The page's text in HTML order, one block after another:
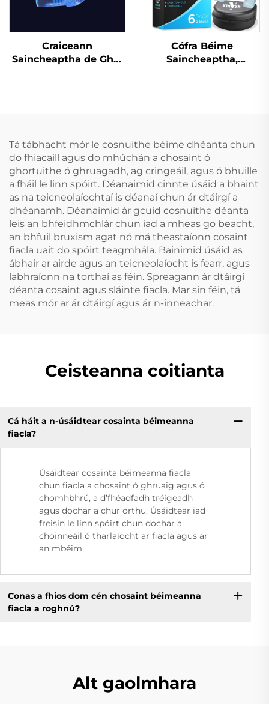
Craiceann
Saincheaptha de Ghel
Cófra Béime
Saincheaptha,
Dathdhúbailte do
MMA, Boxáil
Tá tábhacht mór le cosnuithe béime dhéanta chun
do fhiacaill agus do mhúchán a chosaint ó
ghortuithe ó ghruagadh, ag cringeáil, agus ó bhuille
a fháil le linn spóirt. Déanaimid cinnte úsáid a bhaint
as na teicneolaíochtaí is déanaí chun ár dtáirgí a
dhéanamh. Déanaimid ár gcuid cosnuithe déanta
leis an bhfeidhmchlár chun iad a mheas go beacht,
an bhfuil bruxism agat nó má theastaíonn cosaint
fiacla uait do spóirt teagmhála. Bainimid úsáid as
ábhair ar airde agus an teicneolaíocht is fearr, agus
labhraíonn na torthaí as féin. Spreagann ár dtáirgí
déanta cosaint agus sláinte fiacla. Mar sin féin, tá
meas mór ar ár dtáirgí agus ár n-inneachar.
Ceisteanna coitianta
Cá háit a n-úsáidtear cosainta béimeanna
fiacla?
Úsáidtear cosainta béimeanna fiacla
chun fiacla a chosaint ó ghruaig agus ó
chomhbhrú, a d’fhéadfadh tréigeadh
agus dochar a chur orthu. Úsáidtear iad
freisin le linn spóirt chun dochar a
choinneáil ó tharlaíocht ar fiacla agus ar
an mbéim.
Conas a fhios dom cén chosaint béimeanna
fiacla a roghnú?
Alt gaolmhara